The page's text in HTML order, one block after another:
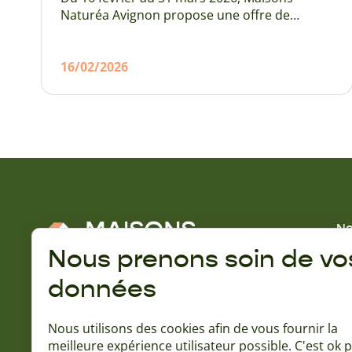
Naturéa Avignon propose une offre de
conditions, pour toute recommandation
16/02/2026
Rejoignez la communauté Naturéa :
Nous prenons soin de
données
Nous utilisons des cookies afin de vous fournir la
meilleure expérience utilisateur possible. C'est ok